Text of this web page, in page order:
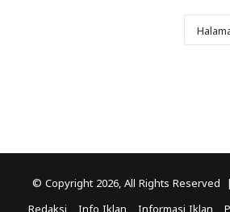
© Copyright 2026, All Rights Reserved
Redaksi Info Iklan Informasi Iklan